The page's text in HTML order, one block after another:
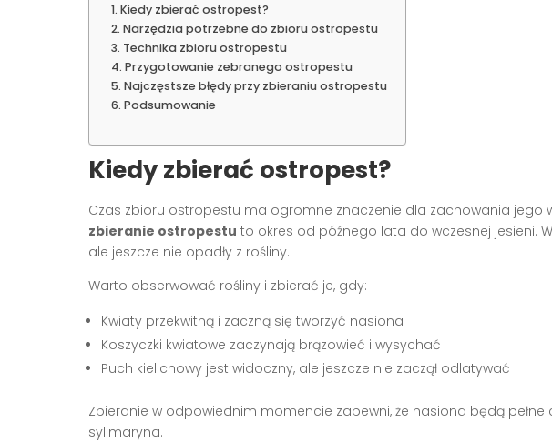
Kiedy zbierać ostropest?
Narzędzia potrzebne do zbioru ostropestu
Technika zbioru ostropestu
Przygotowanie zebranego ostropestu
Najczęstsze błędy przy zbieraniu ostropestu
Podsumowanie
Kiedy zbierać ostropest?
Czas zbioru ostropestu ma ogromne znaczenie dla zachowania jego
zbieranie ostropestu to okres od późnego lata do wczesnej jesieni.
ale jeszcze nie opadły z rośliny.
Warto obserwować rośliny i zbierać je, gdy:
Kwiaty przekwitną i zaczną się tworzyć nasiona
Koszyczki kwiatowe zaczynają brązowieć i wysychać
Puch kielichowy jest widoczny, ale jeszcze nie zaczął odlatywać
Zbieranie w odpowiednim momencie zapewni, że nasiona będą pełne
sylimaryna.